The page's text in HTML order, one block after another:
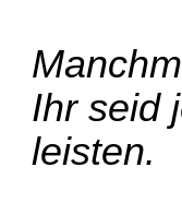
Ihr seid
leisten.